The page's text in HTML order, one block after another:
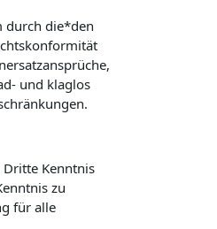
durch die*den
und klaglos
Kenntnis
zu
für alle